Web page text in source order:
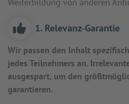
1. Relevanz-Garantie
Wir passen den Inhalt
jedes Teilnehmers an.
ausgespart, um den
garantieren.